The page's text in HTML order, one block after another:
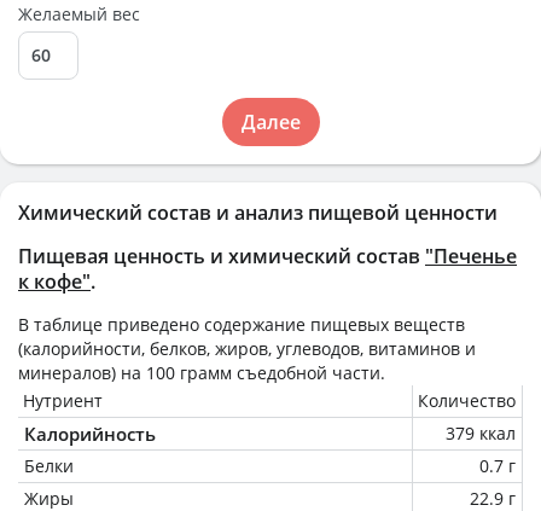
Химический состав и анализ пищевой ценности
Пищевая ценность и химический состав "Печенье
к кофе".
В таблице приведено содержание пищевых веществ
(калорийности, белков, жиров, углеводов, витаминов и
минералов) на 100 грамм съедобной части.
Нутриент
Количество
Калорийность
379 ккал
Белки
0.7 г
Жиры
22.9 г
Желаемый вес
Далее